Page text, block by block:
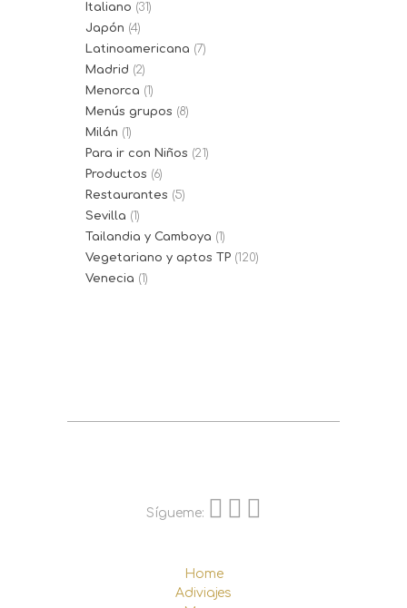
Italiano (31)
Japón (4)
Latinoamericana (7)
Madrid (2)
Menorca (1)
Menús grupos (8)
Milán (1)
Para ir con Niños (21)
Productos (6)
Restaurantes (5)
Sevilla (1)
Tailandia y Camboya (1)
Vegetariano y aptos TP (120)
Venecia (1)
Sígueme:
Home
Adiviajes